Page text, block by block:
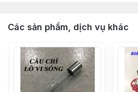
Các sản phẩm, dịch vụ khác